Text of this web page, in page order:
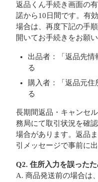
返品くん手続き画面の
諾から10日間です。有
場合は、再度下記の手
開いてお手続きをお願い
出品者：「返品先情
る
購入者：「返品元住
る
長期間返品・キャンセ
務局にて取引状況を確
場合があります。返品
引メッセージで事前に
Q2. 住所入力を誤ったた
A. 商品発送前の場合は